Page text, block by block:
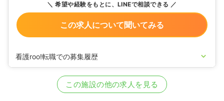
希望や経験をもとに、LINEで相談できる
この求人について聞いてみる
看護roo!転職での募集履歴
正・准看護師の募集を休止
正・准看護師の募集を開始
この施設の他の求人を見る